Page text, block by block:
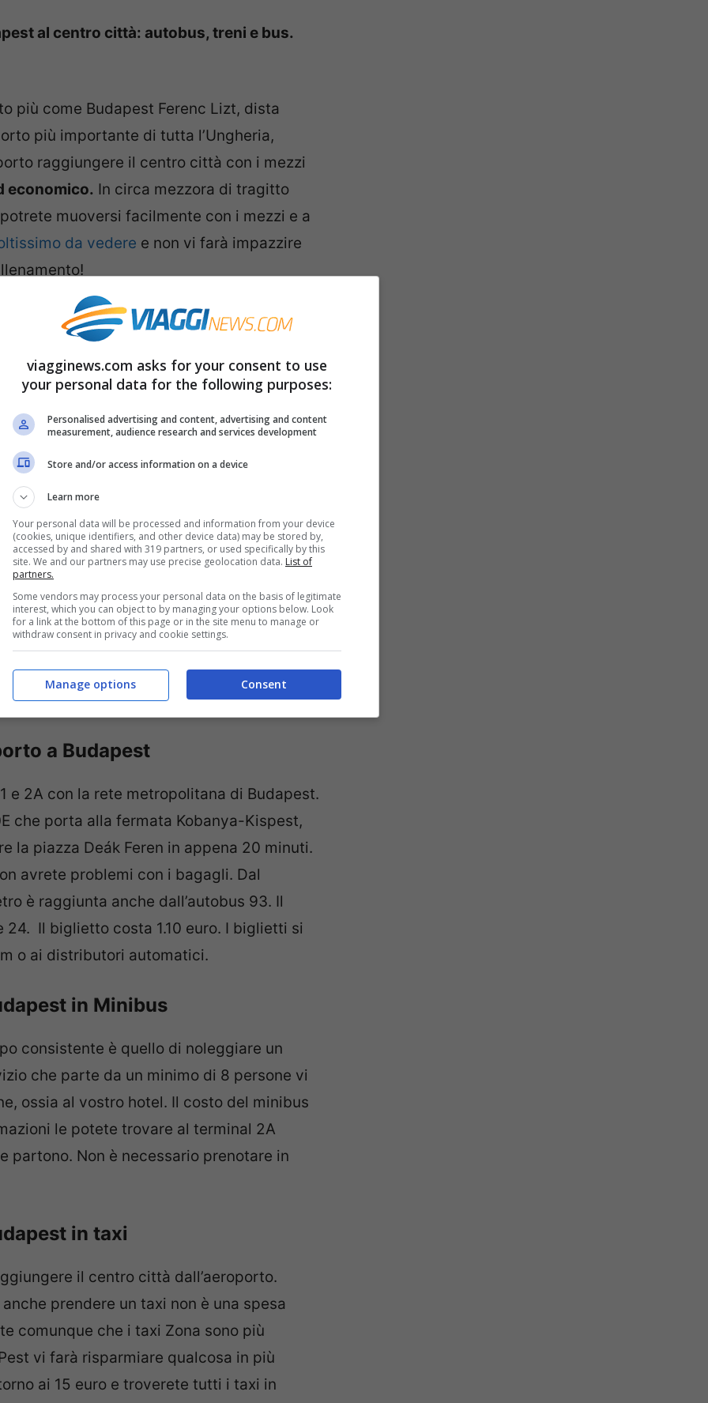
al centro città: autobus, treni e bus.
più come Budapest Ferenc Lizt, dista
più importante di tutta l’Ungheria,
raggiungere il centro città con i mezzi
economico. In circa mezzora di tragitto
muoversi facilmente con i mezzi e a
da vedere e non vi farà impazzire
bus, metro, treno
al centro cittàcome accennavamo è
non è molto distante da Budapest e ci
Il modo migliore, dal punto di vista di
navetta e metro.
la stazione ferroviaria – nel caso
il terminal 1 con la navetta 200E.
1 si trova infatti la stazione di Budapest
treno per il centro città. Il tempo di
i biglietti potete acquistarli al Tourinform
tutti i giorni dalle 4 alle 24 e
Il biglietto costa 1.30 Euro
a Budapest
e 2A con la rete metropolitana di Budapest.
che porta alla fermata Kobanya-Kispest,
la piazza Deák Feren in appena 20 minuti.
avrete problemi con i bagagli. Dal
è raggiunta anche dall’autobus 93. Il
Il biglietto costa 1.10 euro. I biglietti si
o ai distributori automatici.
in Minibus
consistente è quello di noleggiare un
che parte da un minimo di 8 persone vi
ossia al vostro hotel. Il costo del minibus
le potete trovare al terminal 2A
partono. Non è necessario prenotare in
in taxi
il centro città dall’aeroporto.
prendere un taxi non è una spesa
comunque che i taxi Zona sono più
vi farà risparmiare qualcosa in più
ai 15 euro e troverete tutti i taxi in
viagginews.com asks for your consent to use
your personal data for the following purposes:
Personalised advertising and content, advertising and content
measurement, audience research and services development
Store and/or access information on a device
Learn more
Your personal data will be processed and information from your device
(cookies, unique identifiers, and other device data) may be stored by,
accessed by and shared with 319 partners, or used specifically by this
site. We and our partners may use precise geolocation data. List of
partners.
Some vendors may process your personal data on the basis of legitimate
interest, which you can object to by managing your options below. Look
for a link at the bottom of this page or in the site menu to manage or
withdraw consent in privacy and cookie settings.
Consent
Manage options